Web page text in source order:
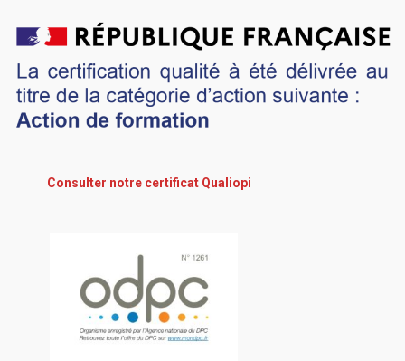
Consulter notre certificat Qualiopi